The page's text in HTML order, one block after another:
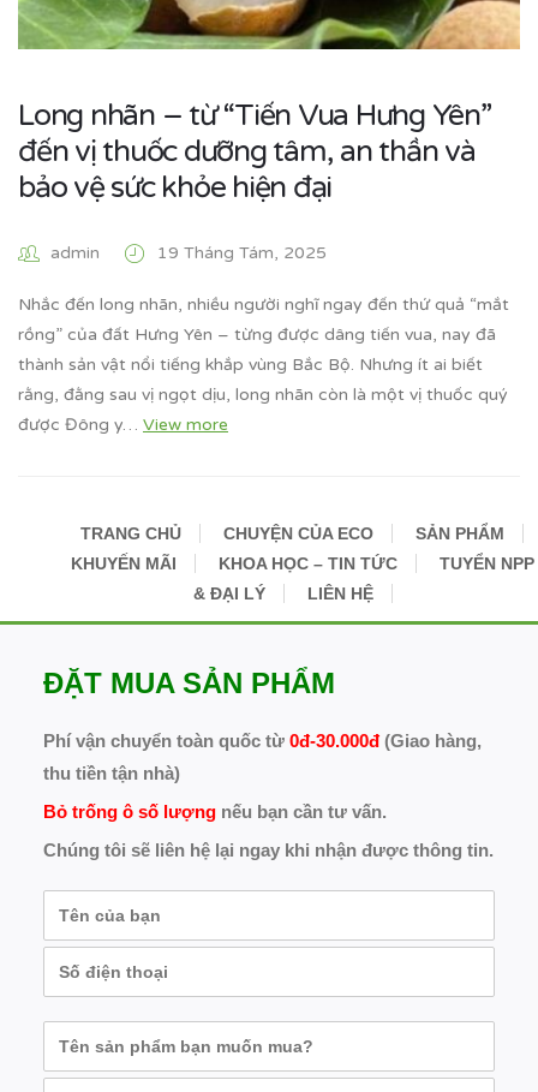
Long nhãn – từ “Tiến Vua Hưng Yên”
đến vị thuốc dưỡng tâm, an thần và
bảo vệ sức khỏe hiện đại
admin 19 Tháng Tám, 2025
Nhắc đến long nhãn, nhiều người nghĩ ngay đến thứ quả “mắt
rồng” của đất Hưng Yên – từng được dâng tiến vua, nay đã
thành sản vật nổi tiếng khắp vùng Bắc Bộ. Nhưng ít ai biết
rằng, đằng sau vị ngọt dịu, long nhãn còn là một vị thuốc quý
được Đông y… View more
TRANG CHỦ CHUYỆN CỦA ECO
SẢN PHẨM
KHUYẾN MÃI
KHOA HỌC – TIN TỨC
TUYỂN NPP
& ĐẠI LÝ
LIÊN HỆ
ĐẶT MUA SẢN PHẨM
Phí vận chuyển toàn quốc từ 0đ-30.000đ(Giao hàng,
thu tiền tận nhà)
Bỏ trống ô số lượngnếu bạn cần tư vấn.
Chúng tôi sẽ liên hệ lại ngay khi nhận được thông tin.